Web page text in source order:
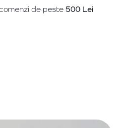
de peste 500 Lei